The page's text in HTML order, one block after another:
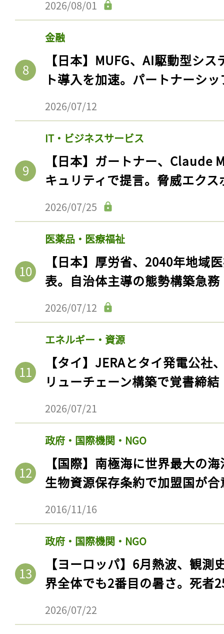
2026/08/01
金融
【日本】MUFG、AI駆動型シ
ト導入を加速。パートナーシ
2026/07/12
IT・ビジネスサービス
【日本】ガートナー、Claude
キュリティで提言。脅威エク
2026/07/25
医薬品・医療福祉
【日本】厚労省、2040年地域
表。自治体主導の態勢構築急務
2026/07/12
エネルギー・資源
【タイ】JERAとタイ発電公社
リューチェーン構築で覚書締結
2026/07/21
政府・国際機関・NGO
【国際】南極海に世界最大の
生物資源保存条約で加盟国が合
2016/11/16
政府・国際機関・NGO
【ヨーロッパ】6月熱波、観
界全体でも2番目の暑さ。死者
2026/07/22
記事をお気に入りに
ログインが必